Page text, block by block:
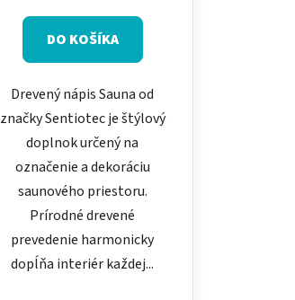
DO KOŠÍKA
Drevený nápis Sauna od
značky Sentiotec je štýlový
doplnok určený na
označenie a dekoráciu
saunového priestoru.
Prírodné drevené
prevedenie harmonicky
dopĺňa interiér každej...